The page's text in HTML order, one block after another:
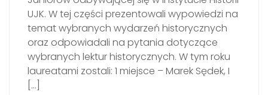
UJK. W tej części prezentowali wypowiedzi na
temat wybranych wydarzeń historycznych
oraz odpowiadali na pytania dotyczące
wybranych lektur historycznych. W tym roku
laureatami zostali: 1 miejsce – Marek Sędek, I
[…]